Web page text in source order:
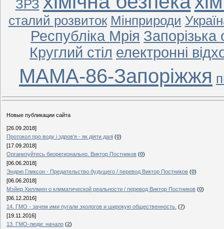
ЗРЗ
сталий розвиток Мінприроди
Республіка Мрія Запорізька
Круглий стіл електронні
МАМА-86-Запоріжжя
Новые публикации сайта
[26.09.2018]
Протокол про воду і здров'я - як діяти далі (0)
[17.09.2018]
Организуйтесь биорегионально. Виктор Постников (0)
[06.06.2018]
Эндрю Гликсон - Предательство будущего / перевод Виктор Постников (0)
[06.06.2018]
Мэйер Хиллмен о климатической реальности / перевод Виктор Постников (0)
[06.12.2016]
14. ГМО - зачем ими пугали экологов и широкую общественность. (7)
[19.11.2016]
13. ГМО-люди: начало (2)